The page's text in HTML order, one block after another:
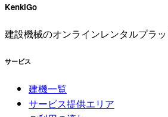
KenkiGo
建設機械のオンラインレンタルプラ
サービス
建機一覧
サービス提供エリア